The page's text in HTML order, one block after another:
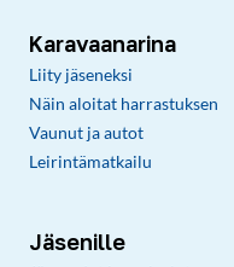
Karavaanarina
Liity jäseneksi
Näin aloitat harrastuksen
Vaunut ja autot
Leirintämatkailu
Jäsenille